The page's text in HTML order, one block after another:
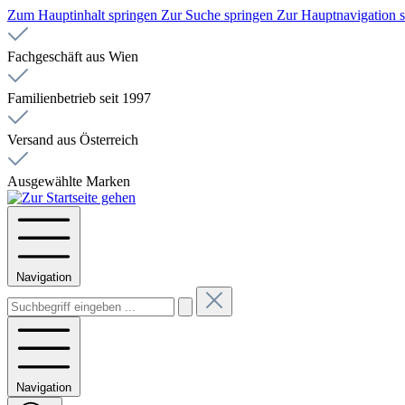
Zum Hauptinhalt springen Zur Suche springen Zur Hauptnavigation
Fachgeschäft aus Wien
Familienbetrieb seit 1997
Versand aus Österreich
Ausgewählte Marken
Navigation
Navigation